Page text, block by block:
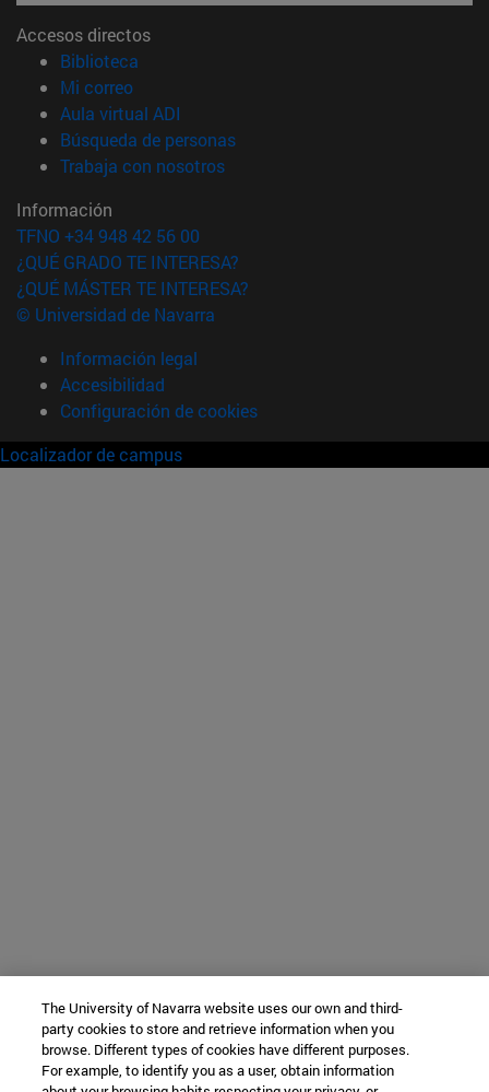
Accesos directos
Biblioteca
Mi correo(abre en nueva ventana)
Aula virtual ADI
Búsqueda de personas(abre en nueva ventana)
Trabaja con nosotros(abre en nueva ventana)
Información
TFNO +34 948 42 56 00
¿QUÉ GRADO TE INTERESA?
¿QUÉ MÁSTER TE INTERESA?
© Universidad de Navarra
Información legal
Accesibilidad
Configuración de cookies
Localizador de campus
The University of Navarra website uses our own and third-
party cookies to store and retrieve information when you
browse. Different types of cookies have different purposes.
For example, to identify you as a user, obtain information